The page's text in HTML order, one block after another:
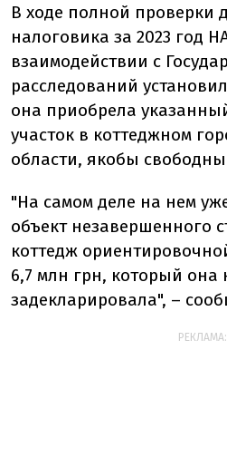
В ходе полной проверки
налоговика за 2023 год
взаимодействии с
расследований
она приобрела
участок в коттеджном
области, якобы
"На самом деле на нем
объект незавершенного
коттедж
6,7 млн грн, который она
задекларировала", –
РЕКЛАМА: